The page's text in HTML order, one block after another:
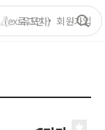
로그인 회원가입